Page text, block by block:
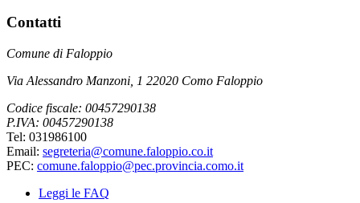
Contatti
Comune di Faloppio
Via Alessandro Manzoni, 1 22020 Como Faloppio
Codice fiscale: 00457290138
P.IVA: 00457290138
Tel: 031986100
Email: segreteria@comune.faloppio.co.it
PEC: comune.faloppio@pec.provincia.como.it
Leggi le FAQ